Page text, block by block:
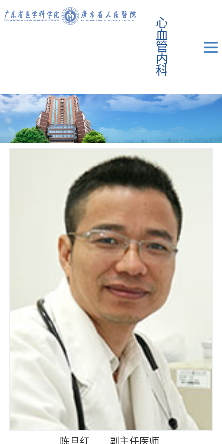
心
血
管
内
科
陈旦红——副主任医师